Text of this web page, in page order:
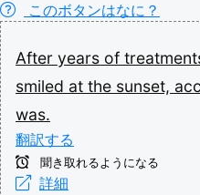
このボタンはなに？
After years of
smiled at the sunset,
was.
翻訳する
聞き取れるようになる
詳細